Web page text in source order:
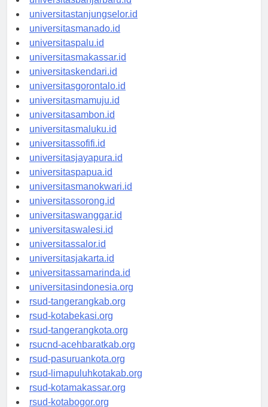
universitasbanjarbaru.id
universitastanjungselor.id
universitasmanado.id
universitaspalu.id
universitasmakassar.id
universitaskendari.id
universitasgorontalo.id
universitasmamuju.id
universitasambon.id
universitasmaluku.id
universitassofifi.id
universitasjayapura.id
universitaspapua.id
universitasmanokwari.id
universitassorong.id
universitaswanggar.id
universitaswalesi.id
universitassalor.id
universitasjakarta.id
universitassamarinda.id
universitasindonesia.org
rsud-tangerangkab.org
rsud-kotabekasi.org
rsud-tangerangkota.org
rsucnd-acehbaratkab.org
rsud-pasuruankota.org
rsud-limapuluhkotakab.org
rsud-kotamakassar.org